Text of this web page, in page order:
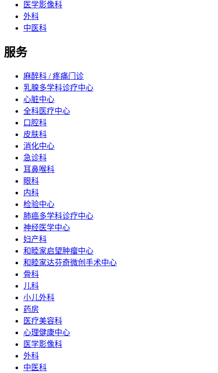
医学影像科
外科
中医科
服务
麻醉科 / 疼痛门诊
乳腺多学科诊疗中心
心脏中心
全科医疗中心
口腔科
皮肤科
消化中心
急诊科
耳鼻喉科
眼科
内科
检验中心
肺癌多学科诊疗中心
神经医学中心
妇产科
和睦家启望肿瘤中心
和睦家达芬奇微创手术中心
骨科
儿科
小儿外科
药房
医疗美容科
心理健康中心
医学影像科
外科
中医科